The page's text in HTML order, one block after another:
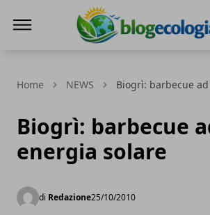
Home NEWS Biogrì: barbecue
Biogrì: barbecue
energia solare
di Redazione25/10/2010